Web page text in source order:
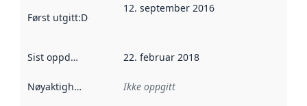
Først utgitt:Denne datoen sier når dataene i dette
12. september 2016
Sist oppdatert 22. februar 2018
Nøyaktighet Ikke oppgitt